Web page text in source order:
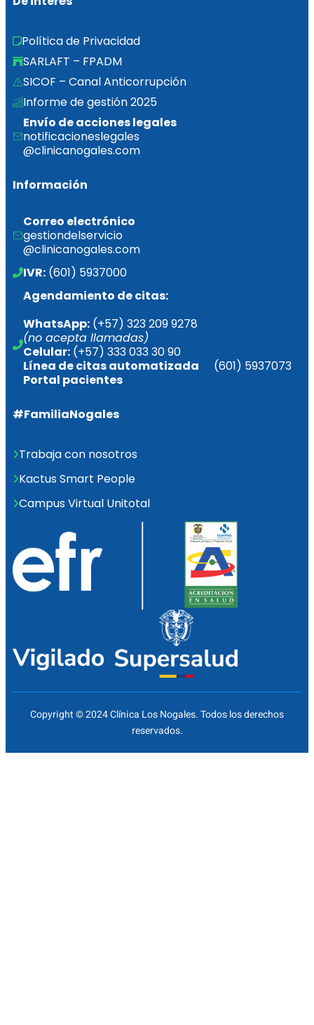
Política de Privacidad
SARLAFT – FPADM
SICOF – Canal Anticorrupción
Informe de gestión 2025
Envío de acciones legales
notificacioneslegales
@clinicanogales.com
Información
Correo electrónico
gestiondelservicio
@clinicanogales.com
IVR: (601) 5937000
Agendamiento de citas:
WhatsApp: (+57) 323 209 9278
(no acepta llamadas)
Celular: (+57) 333 033 30 90
Línea de citas automatizada (601) 5937073
Portal pacientes
#FamiliaNogales
Trabaja con nosotros
Kactus Smart People
Campus Virtual Unitotal
Copyright © 2024 Clínica Los Nogales. Todos los derechos
reservados.